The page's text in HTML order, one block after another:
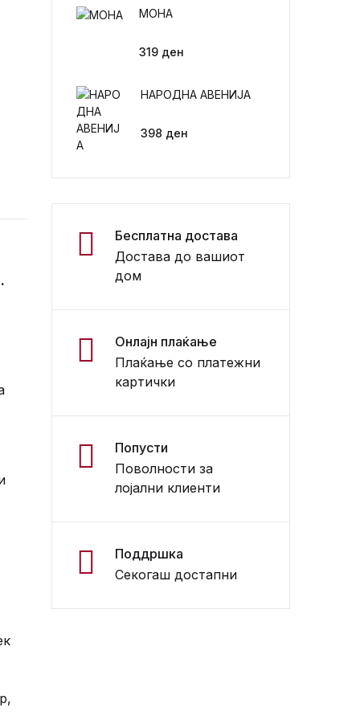
МОНА
319 ден
НАРОДНА АВЕНИЈА
398 ден
Бесплатна достава
Достава до вашиот
дом
Онлајн плаќање
Плаќање со платежни
картички
Попусти
Поволности за
лојални клиенти
Поддршка
Секогаш достапни